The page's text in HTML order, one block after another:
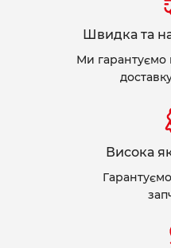
Швидка та
Ми гарантуємо
Висока